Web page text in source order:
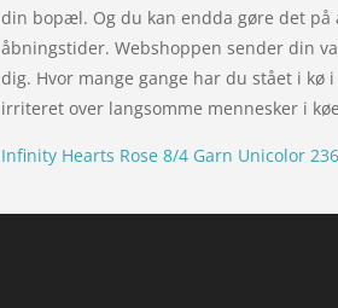
din bopæl. Og du kan endda gøre det
åbningstider. Webshoppen sender din
dig. Hvor mange gange har du stået i
irriteret over langsomme mennesker i
Infinity Hearts Rose 8/4 Garn Unicolor